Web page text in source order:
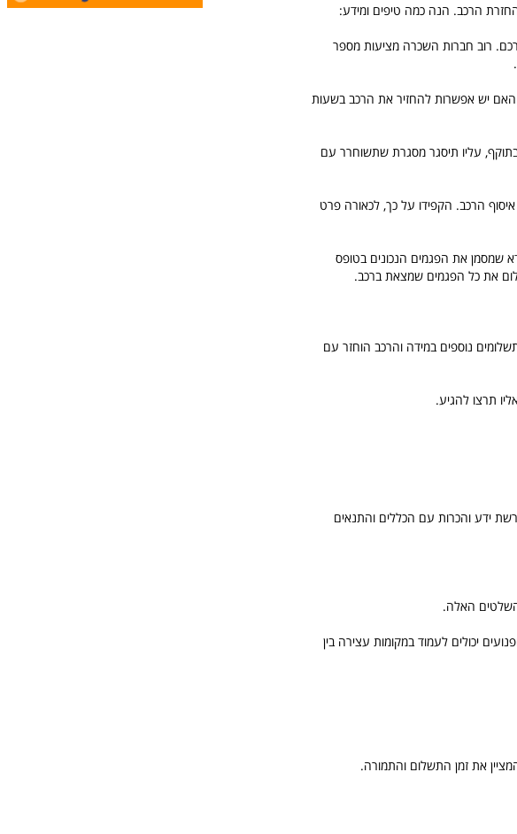
הרכב. הנה כמה טיפים ומידע:
רוב חברות השכרה מציעות מספר
יש אפשרות להחזיר את הרכב בשעות
בתוקף, עליו תיסגר מסגרת שתשוחרר עם
הרכב. הקפידו על כך, לכאורה פרט
שמסמן את הפגמים הנכונים בטופס
את כל הפגמים שמצאת ברכב.
נוספים במידה והרכב הוחזר עם
תרצו להגיע.
ידע והכרות עם הכללים והתנאים
השלטים האלה.
יכולים לעמוד במקומות עצירה בין
את זמן התשלום והתמורה.